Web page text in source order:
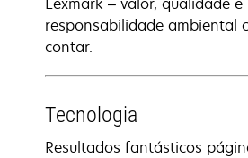
responsabilidade ambiental
contar.
Tecnologia
Resultados fantásticos